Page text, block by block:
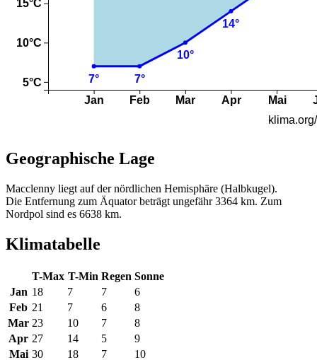
Geographische Lage
Macclenny liegt auf der nördlichen Hemisphäre (Halbkugel).
Die Entfernung zum Äquator beträgt ungefähr 3364 km. Zum
Nordpol sind es 6638 km.
Klimatabelle
T-Max T-Min Regen Sonne
Jan 18 7 7
6
Feb 21 7 6
8
Mar 23 10 7
8
Apr 27 14 5
9
Mai 30 18 7 10